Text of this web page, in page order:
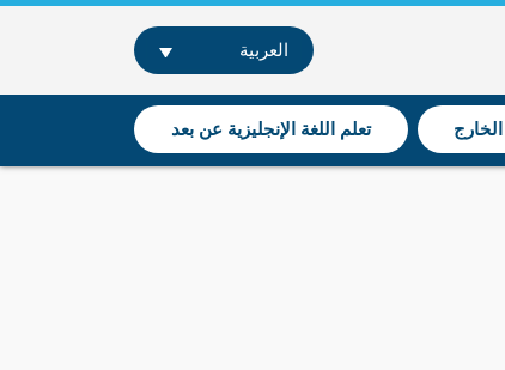
العربية
تعلم اللغة الإنجليزية عن بعد